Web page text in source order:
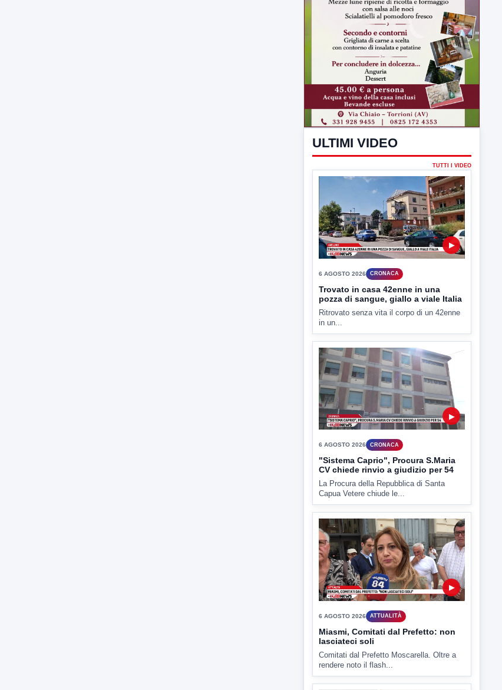
ULTIMI VIDEO
TUTTI I VIDEO
▶
6 AGOSTO 2026 CRONACA
Trovato in casa 42enne in una
pozza di sangue, giallo a viale Italia
Ritrovato senza vita il corpo di un 42enne
in un...
▶
6 AGOSTO 2026 CRONACA
"Sistema Caprio", Procura S.Maria
CV chiede rinvio a giudizio per 54
La Procura della Repubblica di Santa
Capua Vetere chiude le...
▶
6 AGOSTO 2026 ATTUALITÀ
Miasmi, Comitati dal Prefetto: non
lasciateci soli
Comitati dal Prefetto Moscarella. Oltre a
rendere noto il flash...